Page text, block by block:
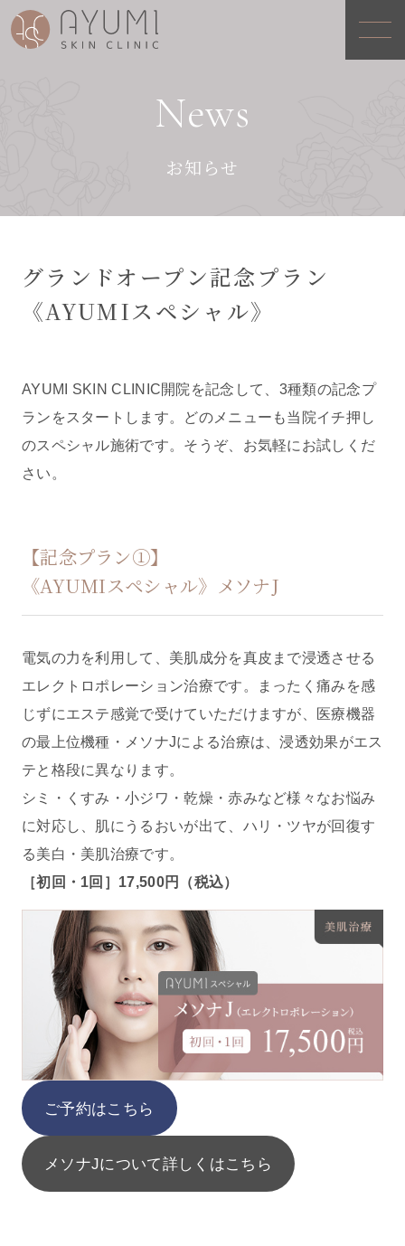
News
お知らせ
グランドオープン記念プラン
《AYUMIスペシャル》
AYUMI SKIN CLINIC開院を記念して、3種類の記念プ
ランをスタートします。どのメニューも当院イチ押し
のスペシャル施術です。そうぞ、お気軽にお試しくだ
さい。
【記念プラン①】
《AYUMIスペシャル》メソナJ
電気の力を利用して、美肌成分を真皮まで浸透させる
エレクトロポレーション治療です。まったく痛みを感
じずにエステ感覚で受けていただけますが、医療機器
の最上位機種・メソナJによる治療は、浸透効果がエス
テと格段に異なります。
シミ・くすみ・小ジワ・乾燥・赤みなど様々なお悩み
に対応し、肌にうるおいが出て、ハリ・ツヤが回復す
る美白・美肌治療です。
［初回・1回］17,500円（税込）
ご予約はこちら
メソナJについて詳しくはこちら